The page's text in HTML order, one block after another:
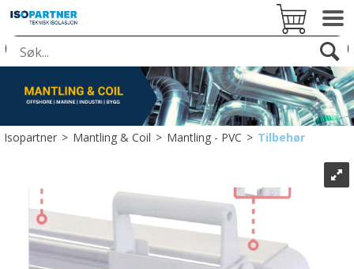
Isopartner>Mantling & Coil>Mantling - PVC>Tilbehør